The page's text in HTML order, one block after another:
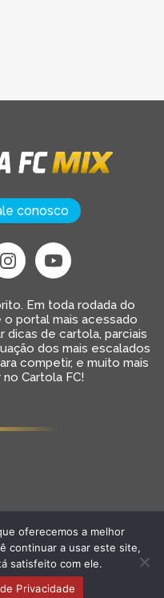
conosco
Em toda rodada do
o portal mais acessado
de cartola, parciais
dos mais escalados
competir, e muito mais
Cartola FC!
Desenvolvido por BW2 Tecnologia
oferecemos a melhor
continuar a usar este site,
satisfeito com ele.
Privacidade